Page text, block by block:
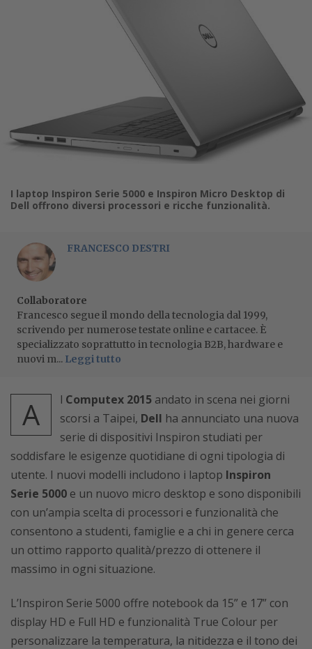
I laptop Inspiron Serie 5000 e Inspiron Micro Desktop di
Dell offrono diversi processori e ricche funzionalità.
FRANCESCO DESTRI
Collaboratore
Francesco segue il mondo della tecnologia dal 1999,
scrivendo per numerose testate online e cartacee. È
specializzato soprattutto in tecnologia B2B, hardware e
nuovi m... Leggi tutto
A l Computex 2015 andato in scena nei giorni
scorsi a Taipei, Dell ha annunciato una nuova
serie di dispositivi Inspiron studiati per
soddisfare le esigenze quotidiane di ogni tipologia di
utente. I nuovi modelli includono i laptop Inspiron
Serie 5000 e un nuovo micro desktop e sono disponibili
con un’ampia scelta di processori e funzionalità che
consentono a studenti, famiglie e a chi in genere cerca
un ottimo rapporto qualità/prezzo di ottenere il
massimo in ogni situazione.
L’Inspiron Serie 5000 offre notebook da 15” e 17” con
display HD e Full HD e funzionalità True Colour per
personalizzare la temperatura, la nitidezza e il tono dei